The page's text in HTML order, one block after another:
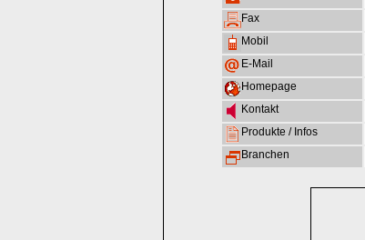
Fax
Mobil
E-Mail
Homepage
Kontakt
Produkte / Infos
Branchen